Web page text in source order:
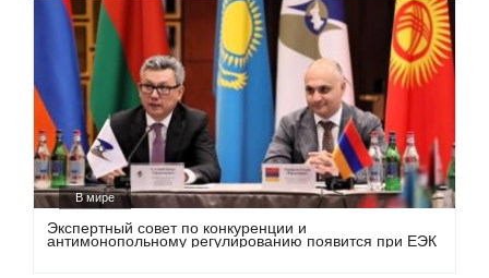
В мире
Экспертный совет по конкуренции и
антимонопольному регулированию появится при ЕЭК